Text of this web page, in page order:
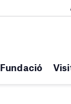
Fundació